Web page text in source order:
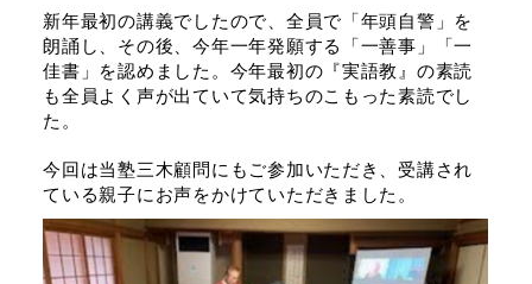
新年最初の講義でしたので、全員で「年頭自警」を
朗誦し、その後、今年一年発願する「一善事」「一
佳書」を認めました。今年最初の『実語教』の素読
も全員よく声が出ていて気持ちのこもった素読でし
た。
今回は当塾三木顧問にもご参加いただき、受講され
ている親子にお声をかけていただきました。